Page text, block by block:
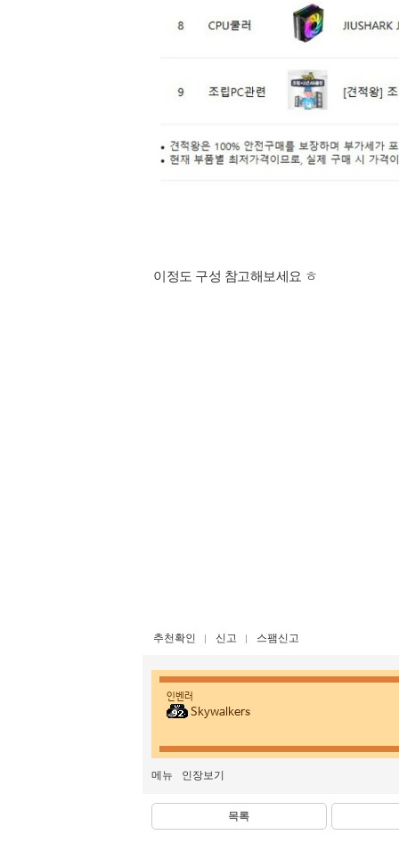
이정도 구성 참고해보세요 ㅎ
추천확인 신고 스팸신고
인벤러
Skywalkers
메뉴 인장보기
목록